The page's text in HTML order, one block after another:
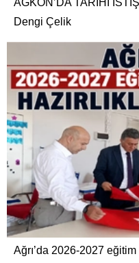
Dengi Çelik
Ağrı’da 2026-2027 eğitim